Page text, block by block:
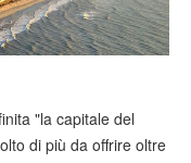
"la capitale del
di più da offrire oltre